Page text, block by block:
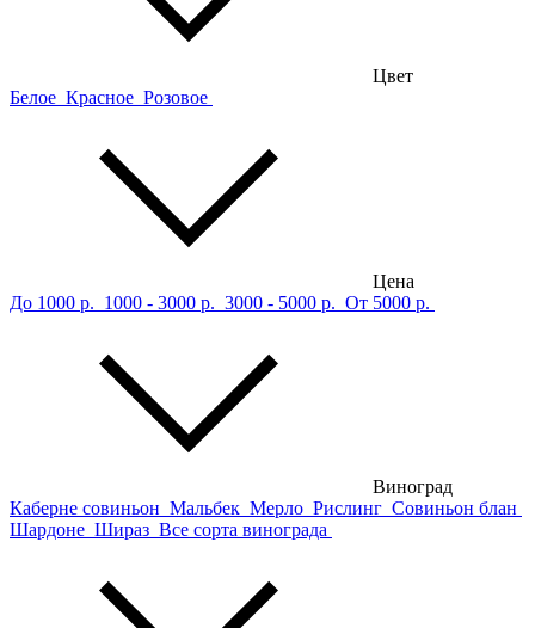
Цвет
Белое Красное Розовое
Цена
До 1000 р. 1000 - 3000 р. 3000 - 5000 р. От 5000 р.
Виноград
Каберне совиньон Мальбек Мерло Рислинг Совиньон блан
Шардоне Шираз Все сорта винограда